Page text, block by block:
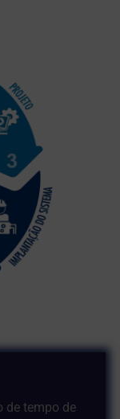
de tempo de